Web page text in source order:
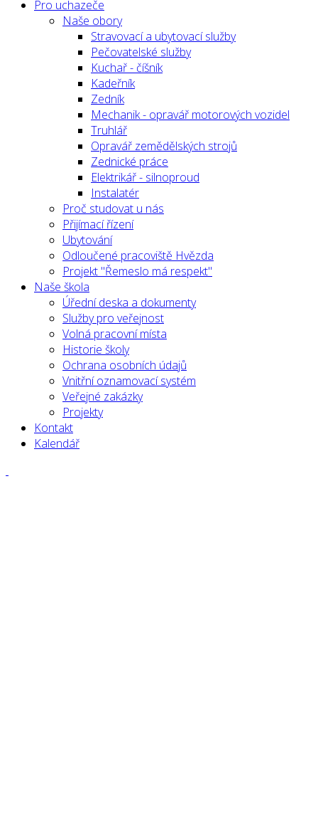
Pro uchazeče
Naše obory
Stravovací a ubytovací služby
Pečovatelské služby
Kuchař - číšník
Kadeřník
Zedník
Mechanik - opravář motorových vozidel
Truhlář
Opravář zemědělských strojů
Zednické práce
Elektrikář - silnoproud
Instalatér
Proč studovat u nás
Přijímací řízení
Ubytování
Odloučené pracoviště Hvězda
Projekt "Řemeslo má respekt"
Naše škola
Úřední deska a dokumenty
Služby pro veřejnost
Volná pracovní místa
Historie školy
Ochrana osobních údajů
Vnitřní oznamovací systém
Veřejné zakázky
Projekty
Kontakt
Kalendář